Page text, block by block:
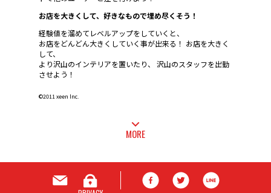
お店を大きくして、好きなもので埋め尽くそう！
経験値を溜めてレベルアップをしていくと、
お店をどんどん大きくしていく事が出来る！ お店を大きく
して、
より沢山のインテリアを置いたり、 沢山のスタッフを出勤
させよう！
©2011 xeen Inc.
MORE